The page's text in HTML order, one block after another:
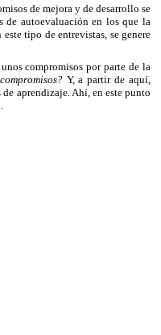
de mejora y de desarrollo se
de autoevaluación en los que la
tipo de entrevistas, se genere
compromisos por parte de la
Y, a partir de aquí,
aprendizaje. Ahí, en este punto
.